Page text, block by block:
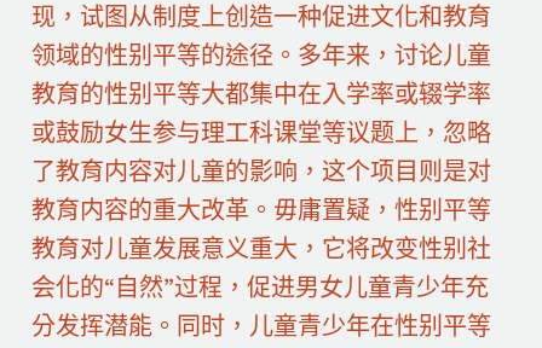
现，试图从制度上创造一种促进文化和教育
领域的性别平等的途径。多年来，讨论儿童
教育的性别平等大都集中在入学率或辍学率
或鼓励女生参与理工科课堂等议题上，忽略
了教育内容对儿童的影响，这个项目则是对
教育内容的重大改革。毋庸置疑，性别平等
教育对儿童发展意义重大，它将改变性别社
会化的“自然”过程，促进男女儿童青少年充
分发挥潜能。同时，儿童青少年在性别平等